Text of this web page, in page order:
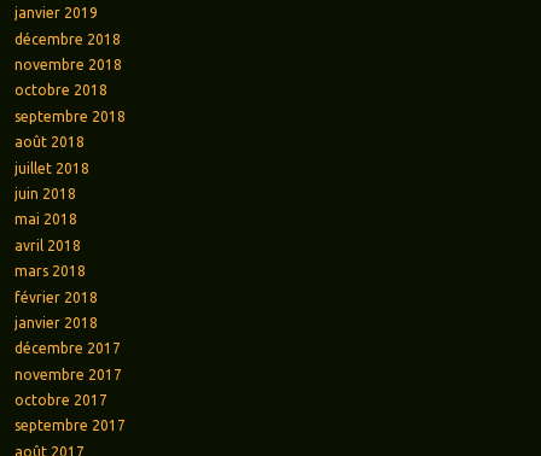
janvier 2019
décembre 2018
novembre 2018
octobre 2018
septembre 2018
août 2018
juillet 2018
juin 2018
mai 2018
avril 2018
mars 2018
février 2018
janvier 2018
décembre 2017
novembre 2017
octobre 2017
septembre 2017
août 2017